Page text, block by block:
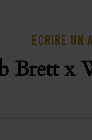
ECRIRE UN
Brett x